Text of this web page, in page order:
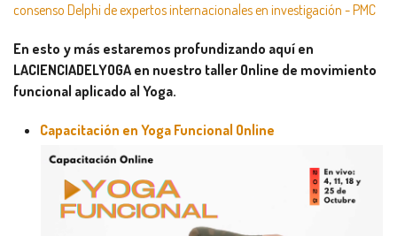
consenso Delphi de expertos internacionales en investigación - PMC
En esto y más estaremos profundizando aquí en
LACIENCIADELYOGA en nuestro taller Online de movimiento
funcional aplicado al Yoga.
Capacitación en Yoga Funcional Online